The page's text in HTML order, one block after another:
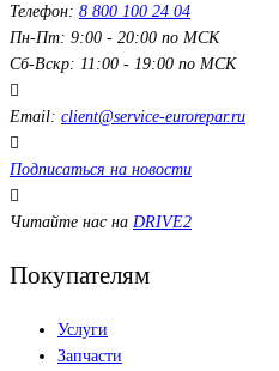
Телефон: 8 800 100 24 04
Пн-Пт: 9:00 - 20:00 по МСК
Сб-Вскр: 11:00 - 19:00 по МСК
Email: client@service-eurorepar.ru
Подписаться на новости
Читайте нас на DRIVE2
Покупателям
Услуги
Запчасти